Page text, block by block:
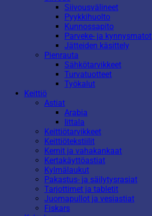
Siivousvälineet
Pyykkihuolto
Kunnossapito
Parveke- ja kynnysmatot
Jätteiden käsittely
Pienrauta
Sähkötarvikkeet
Turvatuotteet
Työkalut
Keittiö
Astiat
Arabia
Iittala
Keittiötarvikkeet
Keittiötekstiilit
Kernit ja vahakankaat
Kertakäyttöastiat
Kylmälaukut
Pakastus- ja säilytysrasiat
Tarjottimet ja tabletit
Juomapullot ja vesiastiat
Fiskars